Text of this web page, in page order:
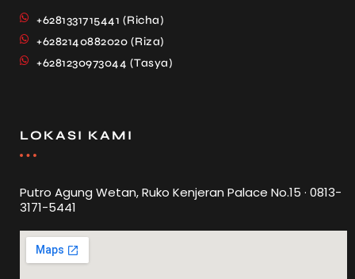
+6281331715441 (Richa)
+6282140882020 (Riza)
+6281230973044 (Tasya)
LOKASI KAMI
Putro Agung Wetan, Ruko Kenjeran Palace No.15 · 0813-
3171-5441